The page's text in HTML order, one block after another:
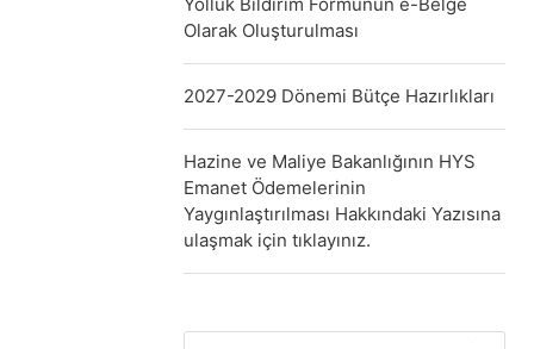
Olarak Oluşturulması
2027-2029 Dönemi Bütçe Hazırlıkları
Hazine ve Maliye Bakanlığının HYS
Emanet Ödemelerinin
Yaygınlaştırılması Hakkındaki Yazısına
ulaşmak için tıklayınız.